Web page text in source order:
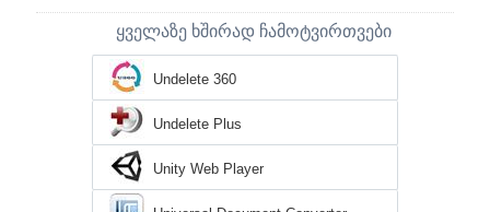
ყველაზე ხშირად ჩამოტვირთვები
Undelete 360
Undelete Plus
Unity Web Player